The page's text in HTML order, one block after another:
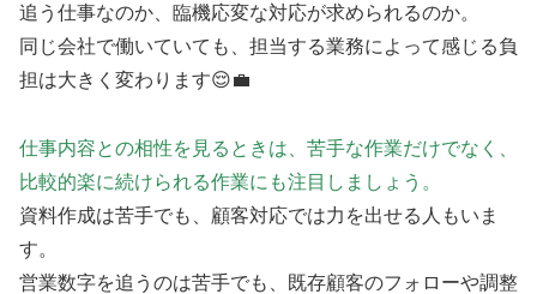
追う仕事なのか、臨機応変な対応が求められるのか。
同じ会社で働いていても、担当する業務によって感じる負
担は大きく変わります😌💼
仕事内容との相性を見るときは、苦手な作業だけでなく、
比較的楽に続けられる作業にも注目しましょう。
資料作成は苦手でも、顧客対応では力を出せる人もいま
す。
営業数字を追うのは苦手でも、既存顧客のフォローや調整